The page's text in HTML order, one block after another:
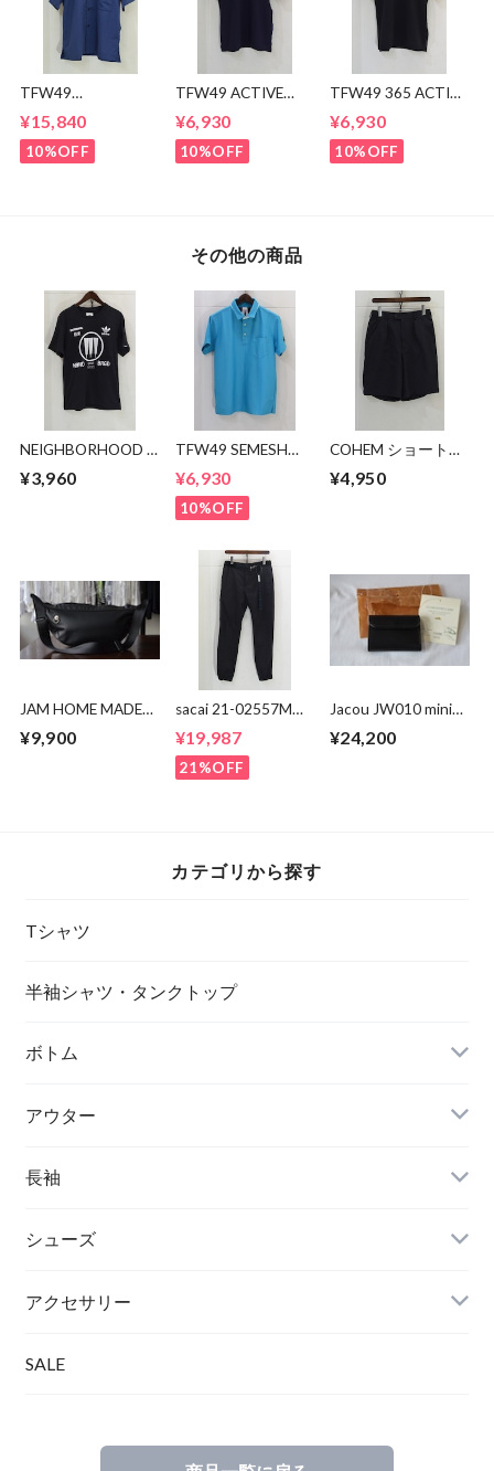
TFW49
OPEN COLLAR
SHIRTS
¥15,840
10%OFF
TFW49 ACTIVE
¥6,930
10%OFF
TFW49 365 ACTIVE
¥6,930
10%OFF
その他の商品
NEIGHBORHOOD ×
¥3,960
TFW49 SEMESH
¥6,930
10%OFF
COHEM ショートパ
¥4,950
JAM HOME MADE
ナナ ショルダーバ
¥9,900
sacai 21-02557M
¥19,987
21%OFF
Jacou JW010 mini
¥24,200
カテゴリから探す
Tシャツ
半袖シャツ・タンクトップ
ボトム
アウター
長袖
シューズ
アクセサリー
SALE